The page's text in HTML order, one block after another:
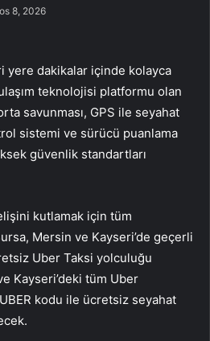
8, 2026
yere dakikalar içinde kolayca
teknolojisi platformu olan
savunması, GPS ile seyahat
sistemi ve sürücü puanlama
güvenlik standartları
kutlamak için tüm
Mersin ve Kayseri’de geçerli
Uber Taksi yolculuğu
Kayseri’deki tüm Uber
kodu ile ücretsiz seyahat